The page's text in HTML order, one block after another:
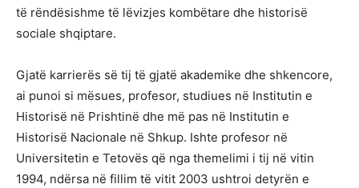
të rëndësishme të lëvizjes kombëtare dhe historisë
sociale shqiptare.
Gjatë karrierës së tij të gjatë akademike dhe shkencore,
ai punoi si mësues, profesor, studiues në Institutin e
Historisë në Prishtinë dhe më pas në Institutin e
Historisë Nacionale në Shkup. Ishte profesor në
Universitetin e Tetovës që nga themelimi i tij në vitin
1994, ndërsa në fillim të vitit 2003 ushtroi detyrën e